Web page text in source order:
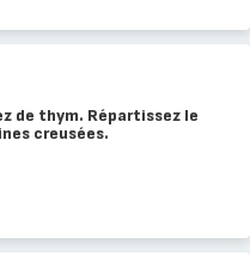
de thym. Répartissez le
creusées.